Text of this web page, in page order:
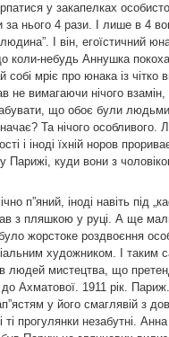
у закапелках
за нього 4 рази. І лише в 4
І він, егоїстичний
небудь Аннушка
собі мріє про юнака із
не вимагаючи нічого взамін,
що обоє були
Та нічого
і іноді їхній норов
Парижі, куди вони з
п”яний, іноді навіть під
з пляшкою у руці. А ще
жорстоке роздвоєння
художником. І
людей мистецтва, що
Ахматової. 1911 рік. Париж.
у його смаглявій з
прогулянки незабутні.